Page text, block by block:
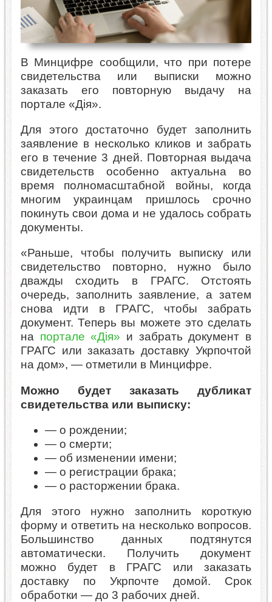
В Минцифре сообщили, что при потере
свидетельства или выписки можно
заказать его повторную выдачу на
портале «Дія».
Для этого достаточно будет заполнить
заявление в несколько кликов и забрать
его в течение 3 дней. Повторная выдача
свидетельств особенно актуальна во
время полномасштабной войны, когда
многим украинцам пришлось срочно
покинуть свои дома и не удалось собрать
документы.
«Раньше, чтобы получить выписку или
свидетельство повторно, нужно было
дважды сходить в ГРАГС. Отстоять
очередь, заполнить заявление, а затем
снова идти в ГРАГС, чтобы забрать
документ. Теперь вы можете это сделать
на портале «Дія» и забрать документ в
ГРАГС или заказать доставку Укрпочтой
на дом», — отметили в Минцифре.
Можно будет заказать дубликат
свидетельства или выписку:
— о рождении;
— о смерти;
— об изменении имени;
— о регистрации брака;
— о расторжении брака.
Для этого нужно заполнить короткую
форму и ответить на несколько вопросов.
Большинство данных подтянутся
автоматически. Получить документ
можно будет в ГРАГС или заказать
доставку по Укрпочте домой. Срок
обработки — до 3 рабочих дней.